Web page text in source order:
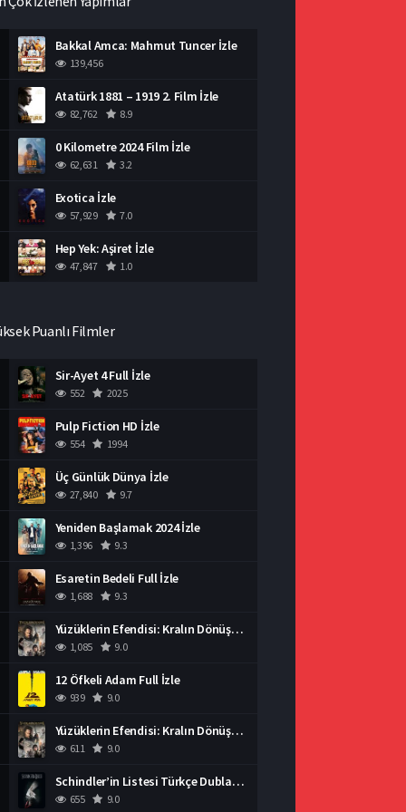
Bakkal Amca: Mahmut Tuncer İzle
139,456
Atatürk 1881 – 1919 2. Film İzle
82,762 8.9
0 Kilometre 2024 Film İzle
62,631 3.2
Exotica İzle
57,929 7.0
Hep Yek: Aşiret İzle
47,847 1.0
Puanlı Filmler
Sir-Ayet 4 Full İzle
552 2025
Pulp Fiction HD İzle
554 1994
Üç Günlük Dünya İzle
27,840 9.7
Yeniden Başlamak 2024 İzle
1,396 9.3
Esaretin Bedeli Full İzle
1,688 9.3
Yüzüklerin Efendisi: Kralın Dönüşü İzle
1,085 9.0
12 Öfkeli Adam Full İzle
939 9.0
Yüzüklerin Efendisi: Kralın Dönüşü İzle
611 9.0
Schindler’in Listesi Türkçe Dublaj İzle
655 9.0